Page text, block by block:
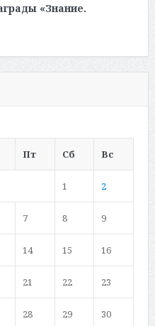
«Знание.
Пт Сб Вс
1 2
7 8 9
14 15 16
21 22 23
28 29 30